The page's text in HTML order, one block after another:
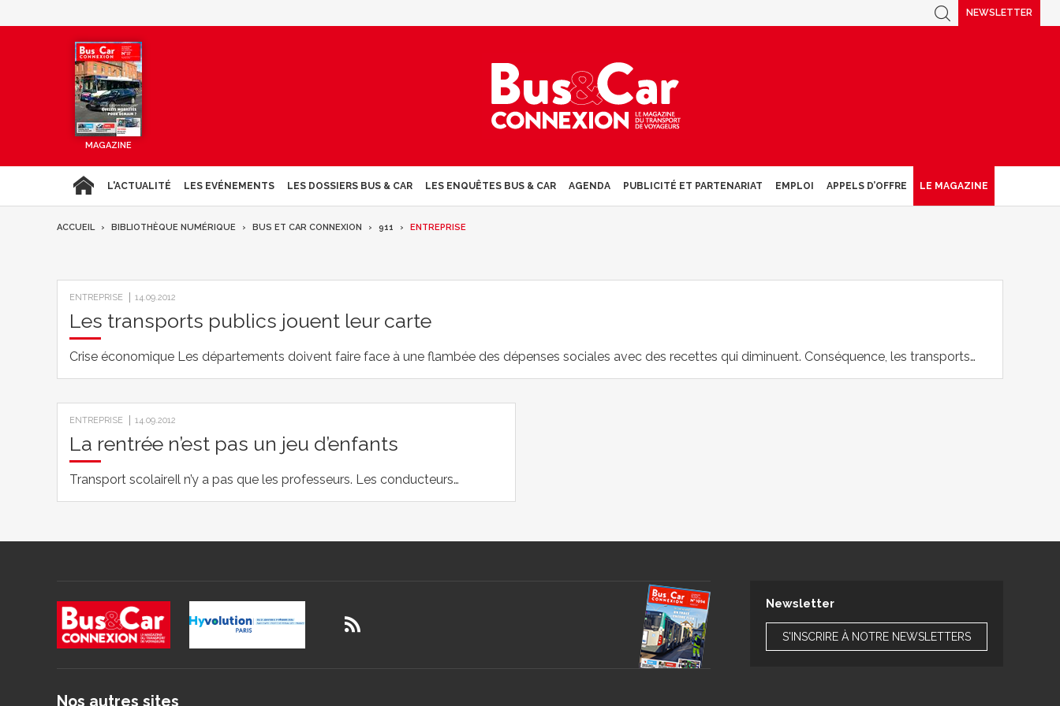
NEWSLETTER
MAGAZINE
L'ACTUALITÉ LES EVÉNEMENTS LES DOSSIERS BUS & CAR LES ENQUÊTES BUS & CAR AGENDA PUBLICITÉ ET PARTENARIAT EMPLOI APPELS D’OFFRE LE MAGAZINE
ACCUEIL BIBLIOTHÈQUE NUMÉRIQUE BUS ET CAR CONNEXION 911 ENTREPRISE
ENTREPRISE 14.09.2012
Les transports publics jouent leur carte
Crise économique Les départements doivent faire face à une flambée des dépenses sociales avec des recettes qui diminuent. Conséquence, les transports…
ENTREPRISE 14.09.2012
La rentrée n’est pas un jeu d’enfants
Transport scolaireIl n’y a pas que les professeurs. Les conducteurs…
Nos autres sites
Newsletter
S'INSCRIRE À NOTRE NEWSLETTERS